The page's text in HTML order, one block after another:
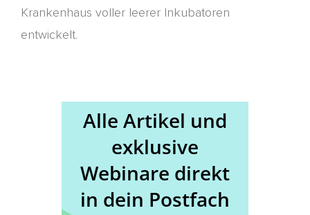
Krankenhaus voller leerer Inkubatoren
entwickelt.
Alle Artikel und
exklusive
Webinare direkt
in dein Postfach